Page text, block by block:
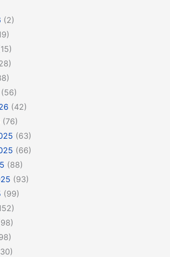
(2)
(56)
(42)
(76)
(63)
(66)
(88)
(93)
(99)